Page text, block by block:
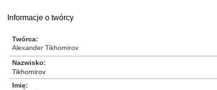
Informacje o twórcy
Twórca
Alexander Tikhomirov
Nazwisko
Tikhomirov
Imię